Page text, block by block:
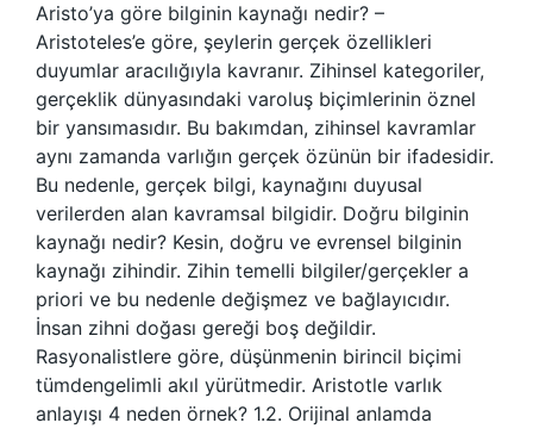
Aristo’ya göre bilginin kaynağı nedir? –
Aristoteles’e göre, şeylerin gerçek özellikleri
duyumlar aracılığıyla kavranır. Zihinsel kategoriler,
gerçeklik dünyasındaki varoluş biçimlerinin öznel
bir yansımasıdır. Bu bakımdan, zihinsel kavramlar
aynı zamanda varlığın gerçek özünün bir ifadesidir.
Bu nedenle, gerçek bilgi, kaynağını duyusal
verilerden alan kavramsal bilgidir. Doğru bilginin
kaynağı nedir? Kesin, doğru ve evrensel bilginin
kaynağı zihindir. Zihin temelli bilgiler/gerçekler a
priori ve bu nedenle değişmez ve bağlayıcıdır.
İnsan zihni doğası gereği boş değildir.
Rasyonalistlere göre, düşünmenin birincil biçimi
tümdengelimli akıl yürütmedir. Aristotle varlık
anlayışı 4 neden örnek? 1.2. Orijinal anlamda